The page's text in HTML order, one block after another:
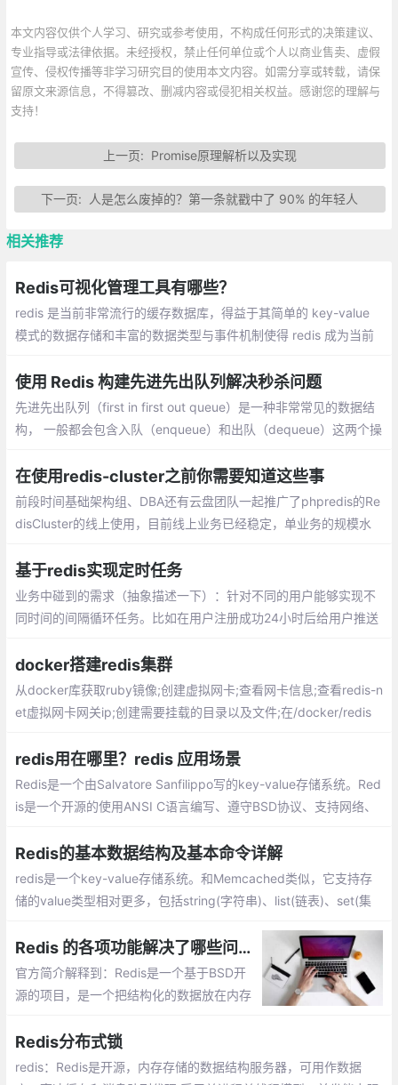
本文内容仅供个人学习、研究或参考使用，不构成任何形式的决策建议、
专业指导或法律依据。未经授权，禁止任何单位或个人以商业售卖、虚假
宣传、侵权传播等非学习研究目的使用本文内容。如需分享或转载，请保
留原文来源信息，不得篡改、删减内容或侵犯相关权益。感谢您的理解与
支持！
上一页: Promise原理解析以及实现
下一页: 人是怎么废掉的？第一条就戳中了 90% 的年轻人
相关推荐
Redis可视化管理工具有哪些？
redis 是当前非常流行的缓存数据库，得益于其简单的 key-value
模式的数据存储和丰富的数据类型与事件机制使得 redis 成为当前
具
使用 Redis 构建先进先出队列解决秒杀问题
先进先出队列（first in first out queue）是一种非常常见的数据结
构， 一般都会包含入队（enqueue）和出队（dequeue）这两个操
队列中移除最先被入队的元素
在使用redis-cluster之前你需要知道这些事
前段时间基础架构组、DBA还有云盘团队一起推广了phpredis的Re
disCluster的线上使用，目前线上业务已经稳定，单业务的规模水
所遇到的一些常见问题进行简单总结
基于redis实现定时任务
业务中碰到的需求（抽象描述一下）：针对不同的用户能够实现不
同时间的间隔循环任务。比如在用户注册成功24小时后给用户推送
给每一个用户在服务器上生成一个定时任务。
docker搭建redis集群
从docker库获取ruby镜像;创建虚拟网卡;查看网卡信息;查看redis-n
et虚拟网卡网关ip;创建需要挂载的目录以及文件;在/docker/redis
redis用在哪里？redis 应用场景
Redis是一个由Salvatore Sanfilippo写的key-value存储系统。Red
is是一个开源的使用ANSI C语言编写、遵守BSD协议、支持网络、
言的API。
Redis的基本数据结构及基本命令详解
redis是一个key-value存储系统。和Memcached类似，它支持存
储的value类型相对更多，包括string(字符串)、list(链表)、set(集
Redis 的各项功能解决了哪些问题？
官方简介解释到：Redis是一个基于BSD开
源的项目，是一个把结构化的数据放在内存
库，缓存和消息中间件来使用。同时支持stri
ngs，lists，hashes，sets，sorted sets
Redis分布式锁
redis：Redis是开源，内存存储的数据结构服务器，可用作数据